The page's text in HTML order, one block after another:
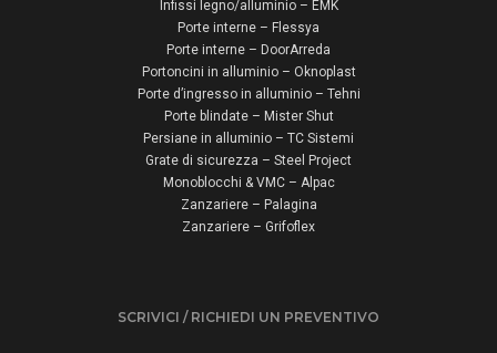
Infissi legno/alluminio – EMK
Porte interne – Flessya
Porte interne – DoorArreda
Portoncini in alluminio – Oknoplast
Porte d’ingresso in alluminio – Tehni
Porte blindate – Mister Shut
Persiane in alluminio – TC Sistemi
Grate di sicurezza – Steel Project
Monoblocchi & VMC – Alpac
Zanzariere – Palagina
Zanzariere – Grifoflex
SCRIVICI / RICHIEDI UN PREVENTIVO